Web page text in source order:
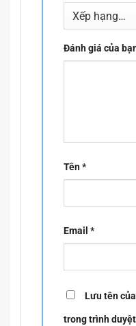
Đánh giá của
Tên*
Email *
Lưu tên
trong trình